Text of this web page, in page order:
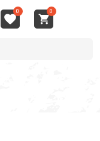
0 0